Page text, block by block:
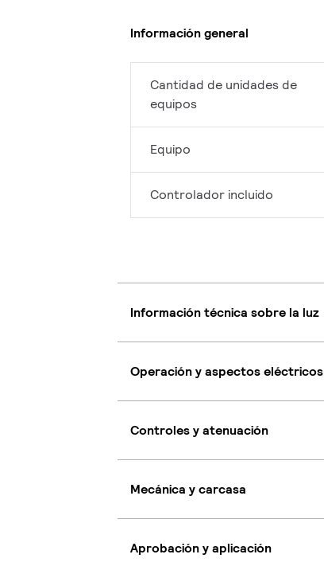
Información general
Cantidad de unidades de
equipos
Equipo
Controlador incluido
Información técnica sobre la luz
Operación y aspectos eléctricos
Controles y atenuación
Mecánica y carcasa
Aprobación y aplicación